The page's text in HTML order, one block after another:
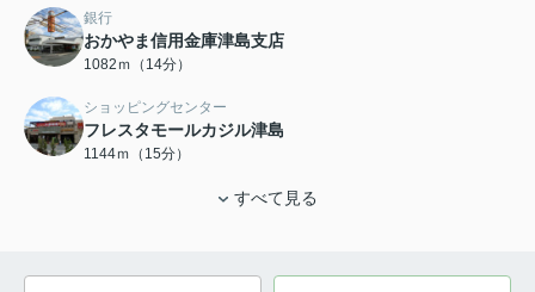
銀行
おかやま信用金庫津島支店
1082ｍ（14分）
ショッピングセンター
フレスタモールカジル津島
1144ｍ（15分）
すべて見る